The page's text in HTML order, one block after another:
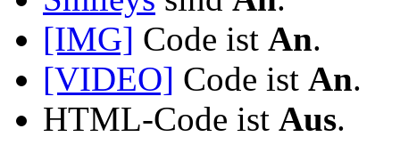
[IMG] Code ist An.
[VIDEO] Code ist An.
HTML-Code ist Aus.